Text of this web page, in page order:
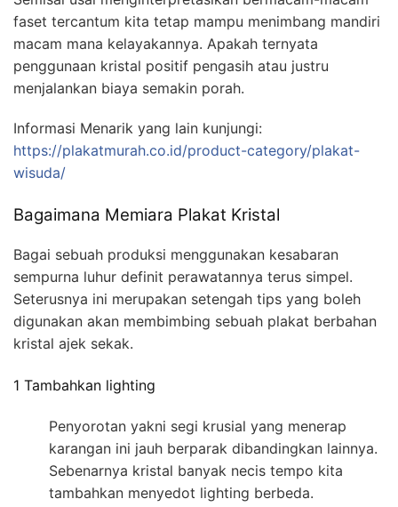
faset tercantum kita tetap mampu menimbang mandiri
macam mana kelayakannya. Apakah ternyata
penggunaan kristal positif pengasih atau justru
menjalankan biaya semakin porah.
Informasi Menarik yang lain kunjungi:
https://plakatmurah.co.id/product-category/plakat-
wisuda/
Bagaimana Memiara Plakat Kristal
Bagai sebuah produksi menggunakan kesabaran
sempurna luhur definit perawatannya terus simpel.
Seterusnya ini merupakan setengah tips yang boleh
digunakan akan membimbing sebuah plakat berbahan
kristal ajek sekak.
1 Tambahkan lighting
Penyorotan yakni segi krusial yang menerap
karangan ini jauh berparak dibandingkan lainnya.
Sebenarnya kristal banyak necis tempo kita
tambahkan menyedot lighting berbeda.